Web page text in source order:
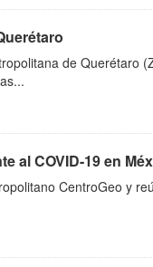
de Querétaro
al COVID-19 en
CentroGeo y